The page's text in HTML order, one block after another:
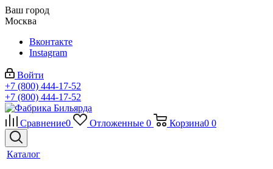
Ваш город
Москва
Вконтакте
Instagram
Войти
+7 (800) 444-17-52
+7 (800) 444-17-52
Сравнение0 Отложенные 0 Корзина0 0
Каталог